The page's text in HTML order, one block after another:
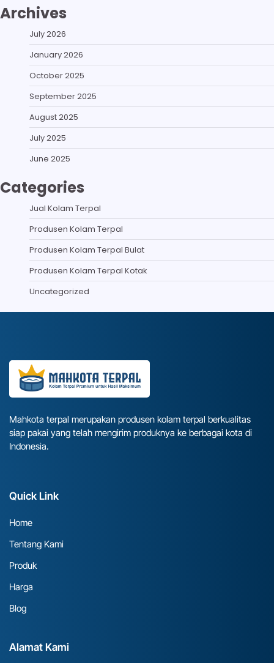
Archives
July 2026
January 2026
October 2025
September 2025
August 2025
July 2025
June 2025
Categories
Jual Kolam Terpal
Produsen Kolam Terpal
Produsen Kolam Terpal Bulat
Produsen Kolam Terpal Kotak
Uncategorized
Mahkota terpal merupakan produsen kolam terpal berkualitas
siap pakai yang telah mengirim produknya ke berbagai kota di
Indonesia.
Quick Link
Home
Tentang Kami
Produk
Harga
Blog
Alamat Kami